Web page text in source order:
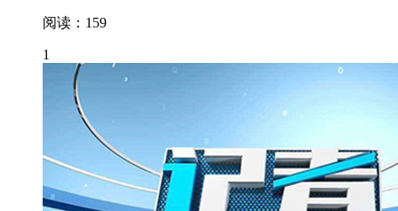
阅读：159
1